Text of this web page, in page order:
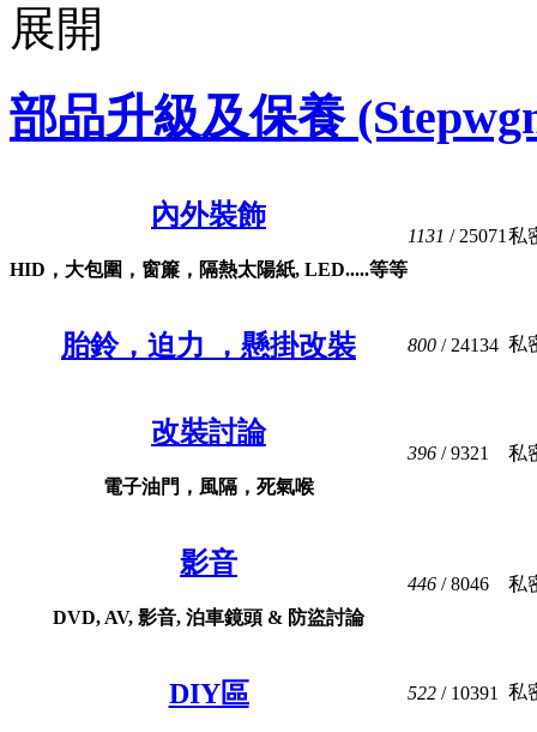
部品升級及保養
內外裝飾
HID，大包圍，窗簾，隔熱太陽紙, LED.....等等
1131 / 25071 私
胎鈴，迫力 ，懸掛改裝 800 / 24134 私
改裝討論
電子油門，風隔，死氣喉
396 / 9321 私
影音
DVD, AV, 影音, 泊車鏡頭 & 防盜討論
446 / 8046 私
DIY區 522 / 10391 私